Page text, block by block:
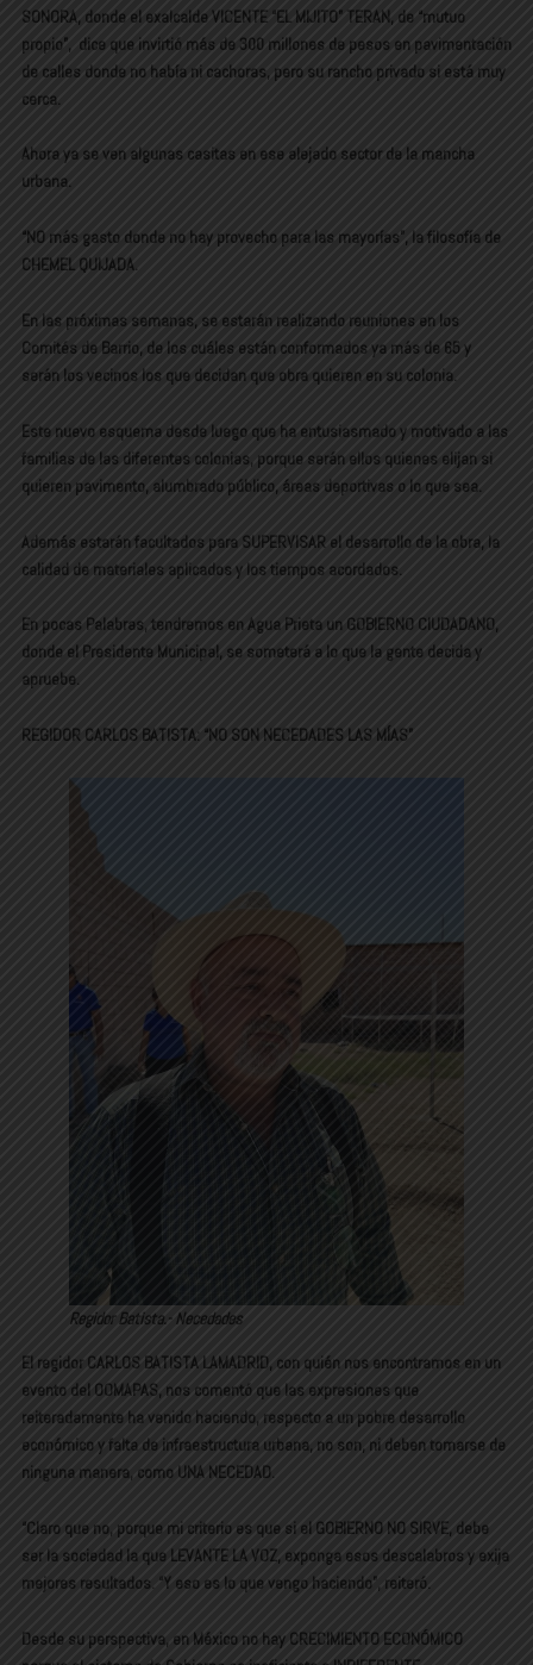
SONORA, donde el exalcalde VICENTE “EL MIJITO” TERAN, de “mutuo
propio”, dice que invirtió más de 300 millones de pesos en pavimentación
de calles donde no había ni cachoras, pero su rancho privado si está muy
cerca.
Ahora ya se ven algunas casitas en ese alejado sector de la mancha
urbana.
“NO más gasto donde no hay provecho para las mayorías”, la filosofía de
CHEMEL QUIJADA.
En las próximas semanas, se estarán realizando reuniones en los
Comités de Barrio, de los cuáles están conformados ya más de 65 y
serán los vecinos los que decidan que obra quieren en su colonia.
Este nuevo esquema desde luego que ha entusiasmado y motivado a las
familias de las diferentes colonias, porque serán ellos quienes elijan si
quieren pavimento, alumbrado público, áreas deportivas o lo que sea.
Además estarán facultados para SUPERVISAR el desarrollo de la obra, la
calidad de materiales aplicados y los tiempos acordados.
En pocas Palabras, tendremos en Agua Prieta un GOBIERNO CIUDADANO,
donde el Presidente Municipal, se someterá a lo que la gente decida y
apruebe.
REGIDOR CARLOS BATISTA: “NO SON NECEDADES LAS MÍAS”
Regidor Batista.- Necedades
El regidor CARLOS BATISTA LAMADRID, con quién nos encontramos en un
evento del OOMAPAS, nos comentó que las expresiones que
reiteradamente ha venido haciendo, respecto a un pobre desarrollo
económico y falta de infraestructura urbana, no son, ni deben tomarse de
ninguna manera, como UNA NECEDAD.
“Claro que no, porque mi criterio es que si el GOBIERNO NO SIRVE, debe
ser la sociedad la que LEVANTE LA VOZ, exponga esos descalabros y exija
mejores resultados. “Y eso es lo que vengo haciendo”, reiteró.
Desde su perspectiva, en México no hay CRECIMIENTO ECONÓMICO